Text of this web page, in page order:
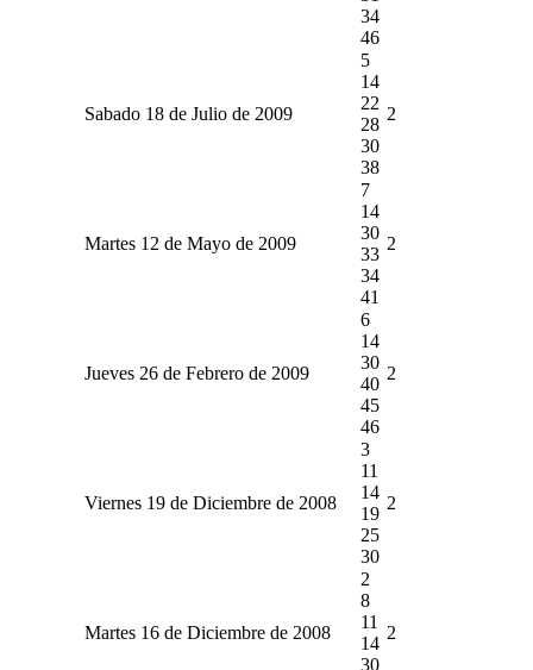
34
46
Sabado 18 de Julio de 2009
5
14
22
28
30
38
2
Martes 12 de Mayo de 2009
7
14
30
33
34
41
2
Jueves 26 de Febrero de 2009
6
14
30
40
45
46
2
Viernes 19 de Diciembre de 2008
3
11
14
19
25
30
2
Martes 16 de Diciembre de 2008
2
8
11
14
30
2